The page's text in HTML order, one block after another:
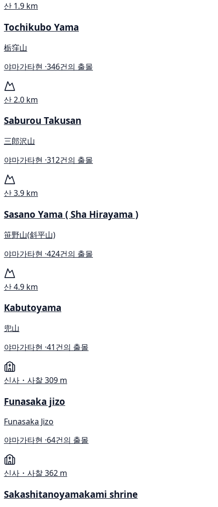
산 1.9 km
Tochikubo Yama
栃窪山
야마가타현 ·346건의 출몰
산2.0 km
Saburou Takusan
三郎沢山
야마가타현 ·312건의 출몰
산3.9 km
Sasano Yama ( Sha Hirayama )
笹野山(斜平山)
야마가타현 ·424건의 출몰
산4.9 km
Kabutoyama
兜山
야마가타현 ·41건의 출몰
신사・사찰309 m
Funasaka jizo
Funasaka Jizo
야마가타현 ·64건의 출몰
신사・사찰362 m
Sakashitanoyamakami shrine